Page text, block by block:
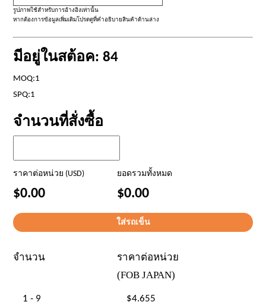
รูปภาพใช้สำหรับการอ้างอิงเท่านั้น
หากต้องการข้อมูลเพิ่มเติมโปรดดูที่คำอธิบายสินค้าด้านล่าง
มีอยู่ในสต้อค: 84
MOQ:1
SPQ:1
จำนวนที่สั่งซื้อ
ราคาต่อหน่วย (USD) ยอดรวมทั้งหมด
$0.00 $0.00
จำนวน
ราคาต่อหน่วย
(FOB JAPAN)
1 - 9
$4.655